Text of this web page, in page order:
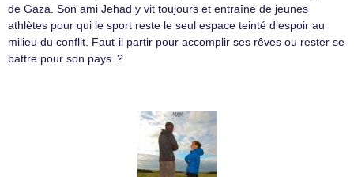
de Gaza. Son ami Jehad y vit toujours et entraîne de jeunes
athlètes pour qui le sport reste le seul espace teinté d’espoir au
milieu du conflit. Faut-il partir pour accomplir ses rêves ou rester se
battre pour son pays ?